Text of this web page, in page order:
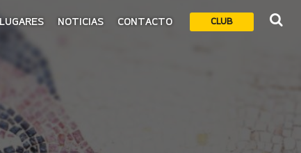
CLUB
LUGARES NOTICIAS CONTACTO